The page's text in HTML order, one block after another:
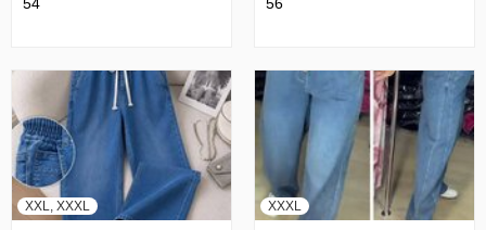
XXL, XXXL XXXL